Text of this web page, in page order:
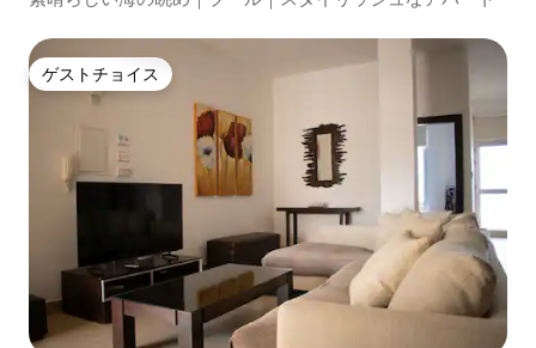
ゲストチョイス
ゲストチョイス